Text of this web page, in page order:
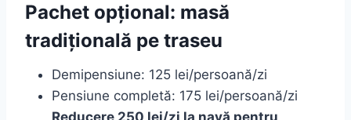
Pachet opțional: masă
tradițională pe traseu
Demipensiune: 125 lei/persoană/zi
Pensiune completă: 175 lei/persoană/zi